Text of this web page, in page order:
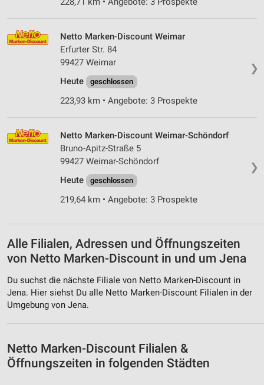
❯
Netto Marken-Discount Weimar
Erfurter Str. 84
99427 Weimar
Heute
geschlossen
223,93 km • Angebote: 3 Prospekte
❯
Netto Marken-Discount Weimar-Schöndorf
Bruno-Apitz-Straße 5
99427 Weimar-Schöndorf
Heute
geschlossen
219,64 km • Angebote: 3 Prospekte
Alle Filialen, Adressen und Öffnungszeiten
von Netto Marken-Discount in und um Jena
Du suchst die nächste Filiale von Netto Marken-Discount in
Jena. Hier siehst Du alle Netto Marken-Discount Filialen in der
Umgebung von Jena.
Netto Marken-Discount Filialen &
Öffnungszeiten in folgenden Städten
Geräte anhand von aktiv angeforderten
Informationen identifizieren
Nicht-IAB-Verarbeitungszwecke:
Funktional